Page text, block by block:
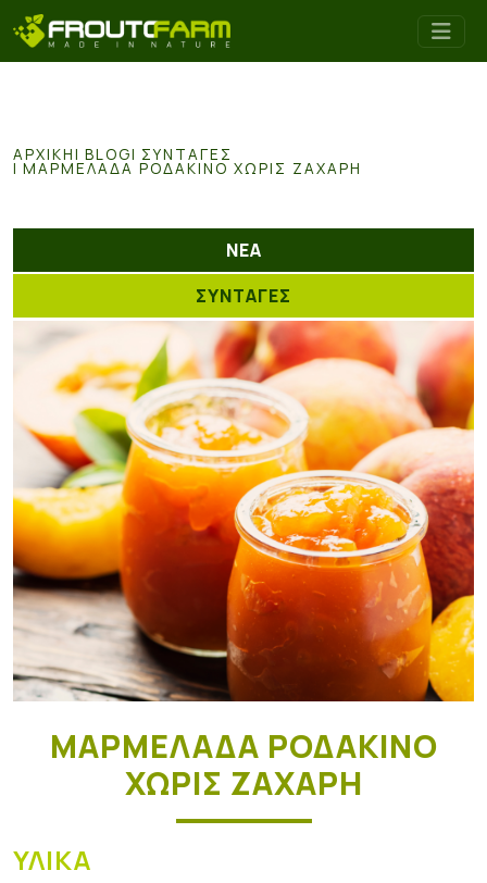
ΑΡΧΙΚΉ BLOG ΣΥΝΤΑΓΕΣ
ΜΑΡΜΕΛΆΔΑ ΡΟΔΆΚΙΝΟ ΧΩΡΊΣ ΖΆΧΑΡΗ
ΝΕΑ
ΣΥΝΤΑΓΕΣ
ΜΑΡΜΕΛΆΔΑ ΡΟΔΆΚΙΝΟ
ΧΩΡΊΣ ΖΆΧΑΡΗ
ΥΛΙΚΆ